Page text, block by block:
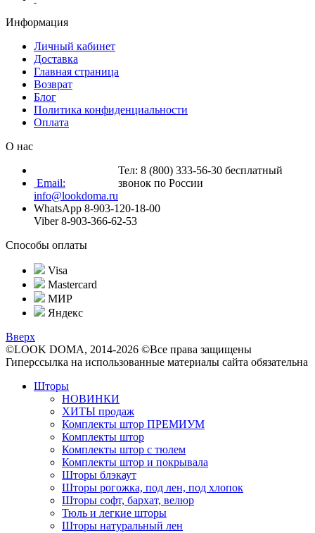
Информация
Личный кабинет
Доставка
Главная страница
Возврат
Блог
Политика конфиденциальности
Оплата
О нас
Тел: 8 (800) 333-56-30 бесплатный
звонок по России
Email:
info@lookdoma.ru
WhatsApp 8-903-120-18-00
Viber 8-903-366-62-53
Способы оплаты
Visa
Mastercard
МИР
Яндекс
Вверх
©LOOK DOMA, 2014-2026 ©Все права защищены
Гиперссылка на использованные материалы сайта обязательна
Шторы
НОВИНКИ
ХИТЫ продаж
Комплекты штор ПРЕМИУМ
Комплекты штор
Комплекты штор с тюлем
Комплекты штор и покрывала
Шторы блэкаут
Шторы рогожка, под лен, под хлопок
Шторы софт, бархат, велюр
Тюль и легкие шторы
Шторы натуральный лен